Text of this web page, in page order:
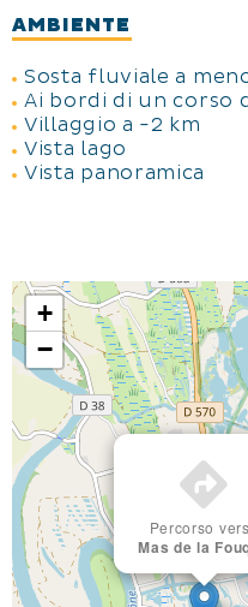
AMBIENTE
Sosta fluviale a
Ai bordi di un corso
Villaggio a -2 km
Vista lago
Vista panoramica
Percorso
Mas de la
+
−